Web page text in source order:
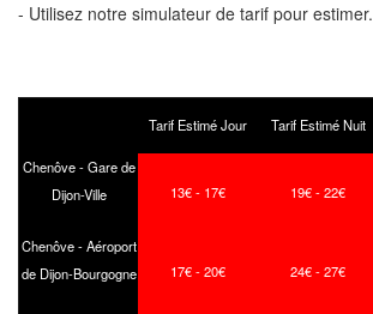
- Utilisez notre simulateur de tarif pour estimer.
Tarif Estimé Jour Tarif Estimé Nuit
Chenôve - Gare de
Dijon-Ville
13€ - 17€ 19€ - 22€
Chenôve - Aéroport
de Dijon-Bourgogne
17€ - 20€ 24€ - 27€